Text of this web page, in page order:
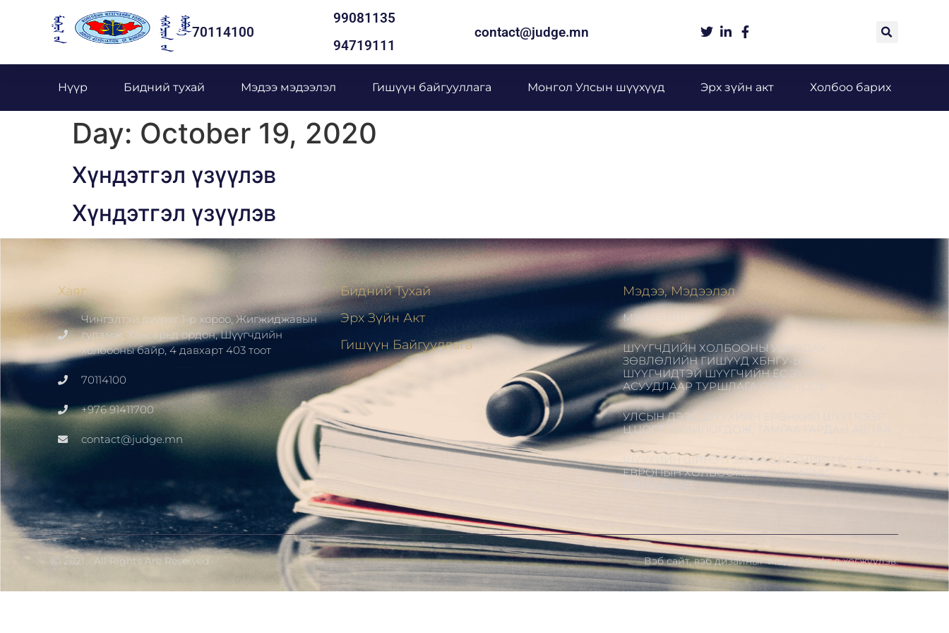
70114100
99081135
94719111
contact@judge.mn
Нүүр Бидний тухай Мэдээ мэдээлэл Гишүүн байгууллага Монгол Улсын шүүхүүд Эрх зүйн акт Холбоо барих
Day: October 19, 2020
Хүндэтгэл үзүүлэв
Хүндэтгэл үзүүлэв
Хаяг
Чингэлтэй дүүрэг 1-р хороо, Жигжиджавын
гудамж, Хангарьд ордон, Шүүгчдийн
холбооны байр, 4 давхарт 403 тоот
70114100
+976 91411700
contact@judge.mn
Бидний Тухай
Эрх Зүйн Акт
Гишүүн Байгууллага
Мэдээ, Мэдээлэл
МЭНДЧИЛГЭЭ
ШҮҮГЧДИЙН ХОЛБООНЫ УДИРДАХ
ЗӨВЛӨЛИЙН ГИШҮҮД ХБНГУ-ЫН
ШҮҮГЧИДТЭЙ ШҮҮГЧИЙН ЁС ЗҮЙН
АСУУДЛААР ТУРШЛАГА СОЛИЛЦОВ
УЛСЫН ДЭЭД ШҮҮХИЙН ЕРӨНХИЙ ШҮҮГЧЭЭР
Ц.ЦОГТ ТОМИЛОГДОЖ, ТАМГАА ГАРДАН АВЛАА
ШҮҮХИЙН ШИНЭТГЭЛ БА ШҮҮГЧИЙН ЁС ЗҮЙ:
ЕВРОПЫН ХОЛБООНЫ ТУРШЛАГААС
ХУВААЛЦАВ
Ⓒ 2021 - All Rights Are Reserved Вэб сайт,вэб дизайныгМодив Софтд хөгжүүлэв.